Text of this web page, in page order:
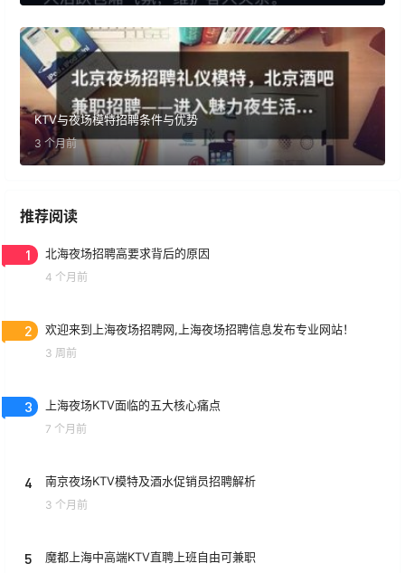
KTV与夜场模特招聘条件与优势
3 个月前
推荐阅读
1 北海夜场招聘高要求背后的原因
4 个月前
2 欢迎来到上海夜场招聘网,上海夜场招聘信息发布专业网站！
3 周前
3 上海夜场KTV面临的五大核心痛点
7 个月前
4 南京夜场KTV模特及酒水促销员招聘解析
3 个月前
5 魔都上海中高端KTV直聘上班自由可兼职